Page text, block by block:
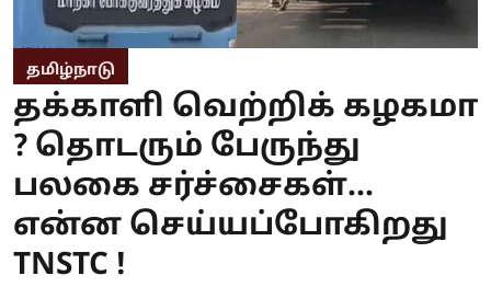
தமிழ்நாடு
தக்காளி வெற்றிக் கழகமா
? தொடரும் பேருந்து
பலகை சர்ச்சைகள்...
என்ன செய்யப்போகிறது
TNSTC !